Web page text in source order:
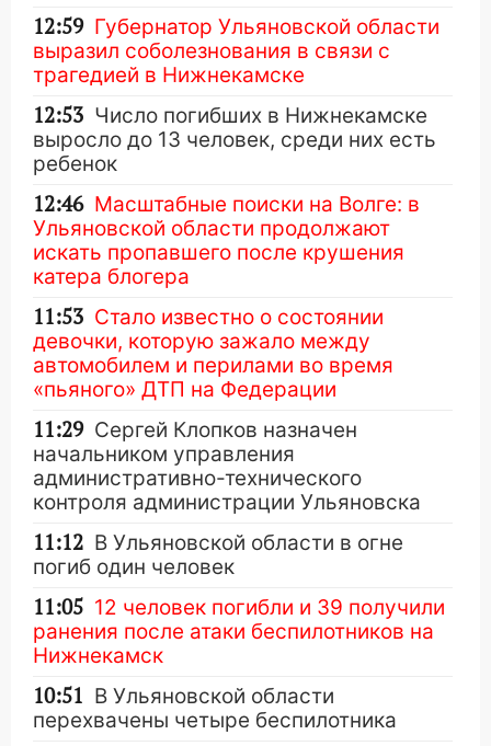
12:59 Губернатор Ульяновской области
выразил соболезнования в связи с
трагедией в Нижнекамске
12:53 Число погибших в Нижнекамске
выросло до 13 человек, среди них есть
ребенок
12:46 Масштабные поиски на Волге: в
Ульяновской области продолжают
искать пропавшего после крушения
катера блогера
11:53 Стало известно о состоянии
девочки, которую зажало между
автомобилем и перилами во время
«пьяного» ДТП на Федерации
11:29 Сергей Клопков назначен
начальником управления
административно-технического
контроля администрации Ульяновска
11:12 В Ульяновской области в огне
погиб один человек
11:05 12 человек погибли и 39 получили
ранения после атаки беспилотников на
Нижнекамск
10:51 В Ульяновской области
перехвачены четыре беспилотника